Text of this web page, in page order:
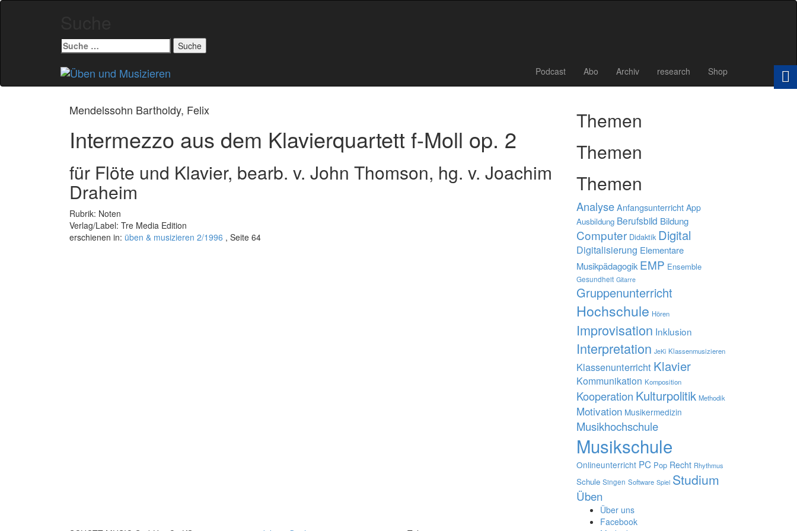
Suche
nach:
springen
Podcast Abo Archiv research Shop
Mendelssohn Bartholdy, Felix
Intermezzo aus dem Klavierquartett f-Moll op. 2
für Flöte und Klavier, bearb. v. John Thomson, hg. v. Joachim
Draheim
Rubrik: Noten
Verlag/Label: Tre Media Edition
erschienen in: üben & musizieren 2/1996 , Seite 64
Themen
Themen
Themen
AnalyseAnfangsunterricht App
Ausbildung Berufsbild Bildung
Computer Didaktik Digital
Digitalisierung Elementare
Musikpädagogik EMP Ensemble
Gesundheit Gitarre
Gruppenunterricht
Hochschule Hören
Improvisation Inklusion
Interpretation JeKi Klassenmusizieren
Klassenunterricht Klavier
Kommunikation Komposition
Kooperation Kulturpolitik Methodik
Motivation Musikermedizin
Musikhochschule
Musikschule
Onlineunterricht PC Pop Recht Rhythmus
Schule Singen Software Spiel Studium
Üben
Über uns
Facebook